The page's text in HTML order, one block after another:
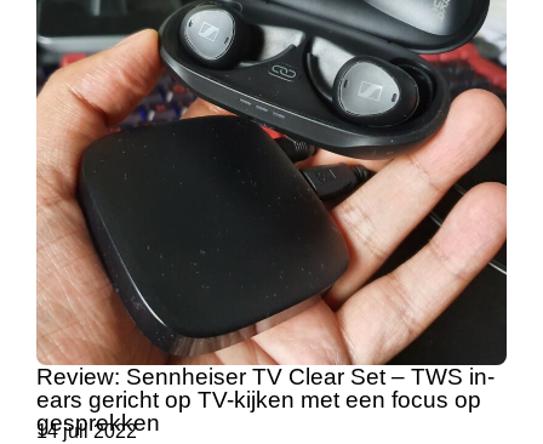
Review: Sennheiser TV Clear Set – TWS in-
ears gericht op TV-kijken met een focus op
gesprekken
14 juli 2022